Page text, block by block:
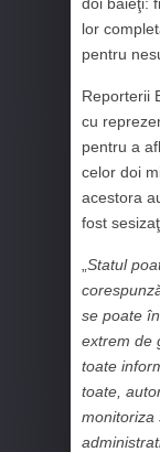
lor
pentru
Reporterii
cu
pentru a
celor doi
acestora
fost
Statul
se poate
extrem de
toate
toate,
monitoriza